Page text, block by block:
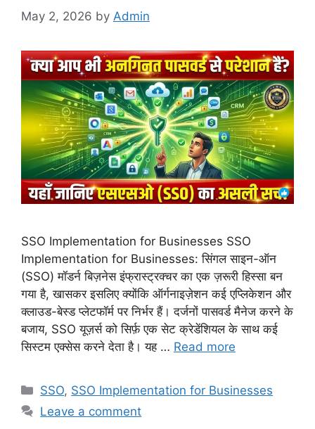
May 2, 2026 by Admin
SSO Implementation for Businesses SSO
Implementation for Businesses: सिंगल साइन-ऑन
(SSO) मॉडर्न बिज़नेस इंफ्रास्ट्रक्चर का एक ज़रूरी हिस्सा बन
गया है, खासकर इसलिए क्योंकि ऑर्गनाइज़ेशन कई एप्लिकेशन और
क्लाउड-बेस्ड प्लेटफॉर्म पर निर्भर हैं। दर्जनों पासवर्ड मैनेज करने के
बजाय, SSO यूज़र्स को सिर्फ़ एक सेट क्रेडेंशियल के साथ कई
सिस्टम एक्सेस करने देता है। यह … Read more
Categories
SSO, SSO Implementation for Businesses
Leave a comment